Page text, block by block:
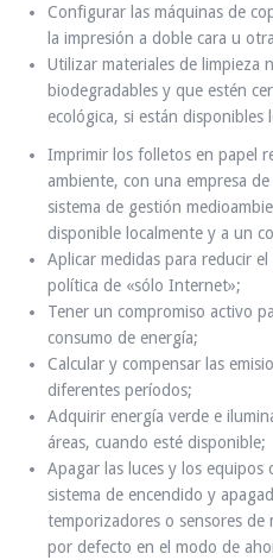
Configurar las máquinas de
la impresión a doble cara u
Utilizar materiales de limpieza
biodegradables y que estén
ecológica, si están disponibles
Imprimir los folletos en papel
ambiente, con una empresa
sistema de gestión
disponible localmente y a un
Aplicar medidas para reducir
política de «sólo Internet»;
Tener un compromiso activo
consumo de energía;
Calcular y compensar las
diferentes períodos;
Adquirir energía verde e
áreas, cuando esté disponible;
Apagar las luces y los
sistema de encendido y
temporizadores o sensores
por defecto en el modo de